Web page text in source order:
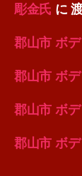
彫金氏 に
郡山市 ボ
郡山市 ボ
郡山市 ボ
郡山市 ボ